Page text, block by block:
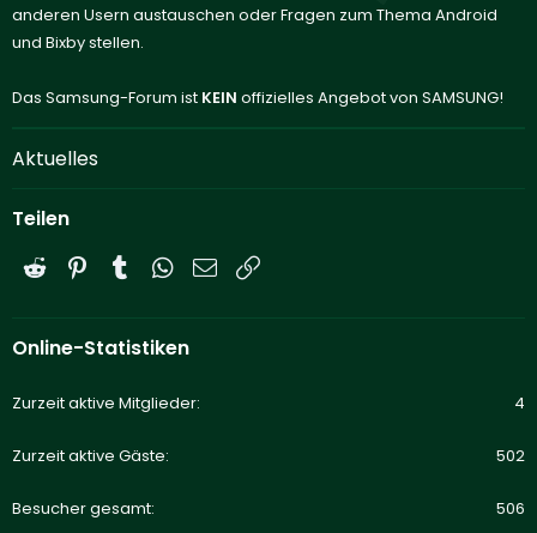
anderen Usern austauschen oder Fragen zum Thema Android
und Bixby stellen.
Das Samsung-Forum ist KEIN offizielles Angebot von SAMSUNG!
Aktuelles
Teilen
Reddit PinterestTumblrWhatsApp
E-Mail
Online-Statistiken
Zurzeit aktive Mitglieder 4
Zurzeit aktive Gäste 502
Besucher gesamt 506